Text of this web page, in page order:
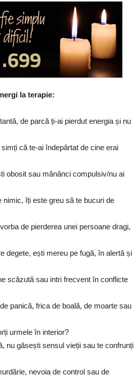
la terapie:
de parcă ți-ai pierdut energia și nu
că te-ai îndepărtat de cine erai
obosit sau mănânci compulsiv/nu ai
îți este greu să te bucuri de
de pierderea unei persoane dragi,
degete, ești mereu pe fugă, în alertă și
scăzută sau intri frecvent în conflicte
panică, frica de boală, de moarte sau
urmele în interior?
nu găsești sensul vieții sau te confrunți
nevoia de control sau de